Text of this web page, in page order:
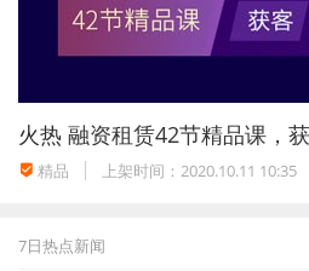
火热 融资租赁42节精品课，
精品 上架时间：2020.10.11 10:35
7日热点新闻